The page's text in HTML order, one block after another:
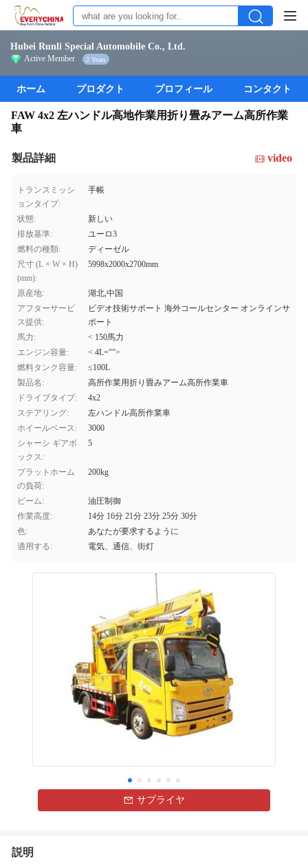
Hubei Runli Special Automobile Co., Ltd.
Active Member 2 Years
ホーム プロダクト プロフィール コンタクト
FAW 4x2 左ハンドル高地作業用折り畳みアーム高所作業
車
製品詳細 video
トランスミッシ
ョンタイプ:
手帳
状態:
新しい
排放基準:
ユーロ3
燃料の種類:
ディーゼル
尺寸 (L × W × H)
(mm):
5998x2000x2700mm
原産地:
湖北,中国
アフターサービ
ス提供:
ビデオ技術サポート 海外コールセンター オンラインサ
ポート
馬力:
< 150馬力
エンジン容量:
< 4L="">
燃料タンク容量:
≤100L
製品名:
高所作業用折り畳みアーム高所作業車
ドライブタイプ:
4x2
ステアリング:
左ハンドル高所作業車
ホイールベース:
3000
シャーシ ギアボ
ックス:
5
プラットホーム
の負荷:
200kg
ビーム:
油圧制御
作業高度:
14分 16分 21分 23分 25分 30分
色:
あなたが要求するように
適用する:
電気、通信、街灯
サプライヤ
説明